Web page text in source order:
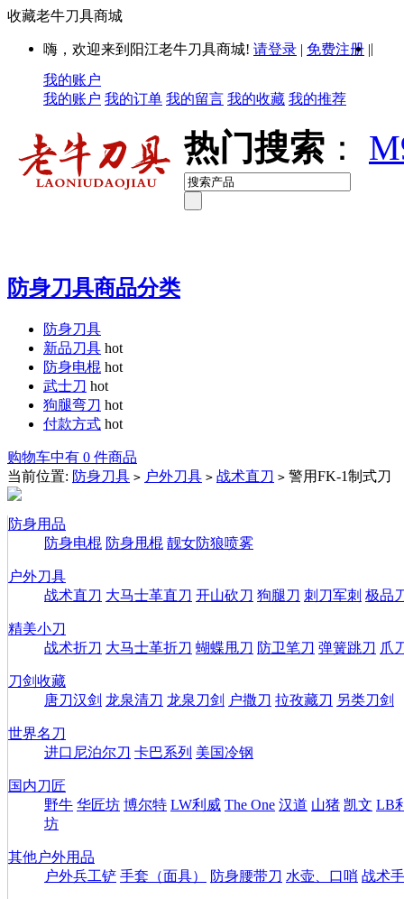
收藏老牛刀具商城
嗨，欢迎来到阳江老牛刀具商城! 请登录 | 免费注册 ||
我的账户
我的账户 我的订单 我的留言 我的收藏 我的推荐
热门搜索 ：
防身刀具商品分类
防身刀具
新品刀具 hot
防身电棍 hot
武士刀 hot
狗腿弯刀 hot
付款方式 hot
购物车中有 0 件商品
当前位置: 防身刀具 > 户外刀具 > 战术直刀 > 警用FK-1制式刀
防身用品
防身电棍 防身甩棍 靓女防狼喷雾
户外刀具
战术直刀 大马士革直刀 开山砍刀 狗腿刀 刺刀军刺 极品
精美小刀
战术折刀 大马士革折刀 蝴蝶甩刀 防卫笔刀 弹簧跳刀 爪
刀剑收藏
唐刀汉剑 龙泉清刀 龙泉刀剑 户撒刀 拉孜藏刀 另类刀剑
世界名刀
进口尼泊尔刀 卡巴系列 美国冷钢
国内刀匠
野牛 华匠坊 博尔特 LW利威 The One 汉道 山猪 凯文 LB
坊
其他户外用品
户外兵工铲 手套（面具） 防身腰带刀 水壶、口哨 战术